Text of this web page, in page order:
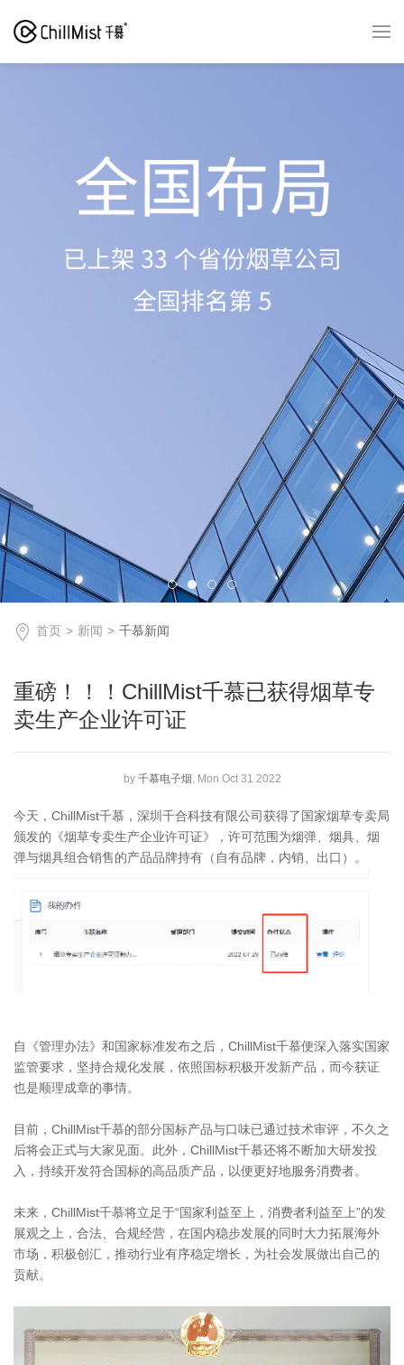
首页 新闻 千慕新闻
重磅！！！ChillMist千慕已获得烟草专
卖生产企业许可证
by 千慕电子烟 , Mon Oct 31 2022
今天，ChillMist千慕，深圳千合科技有限公司获得了国家烟草专卖局
颁发的《烟草专卖生产企业许可证》，许可范围为烟弹、烟具、烟
弹与烟具组合销售的产品品牌持有（自有品牌，内销、出口）。
自《管理办法》和国家标准发布之后，ChillMist千慕便深入落实国家
监管要求，坚持合规化发展，依照国标积极开发新产品，而今获证
也是顺理成章的事情。
目前，ChillMist千慕的部分国标产品与口味已通过技术审评，不久之
后将会正式与大家见面。此外，ChillMist千慕还将不断加大研发投
入，持续开发符合国标的高品质产品，以便更好地服务消费者。
未来，ChillMist千慕将立足于“国家利益至上，消费者利益至上”的发
展观之上，合法、合规经营，在国内稳步发展的同时大力拓展海外
市场，积极创汇，推动行业有序稳定增长，为社会发展做出自己的
贡献。